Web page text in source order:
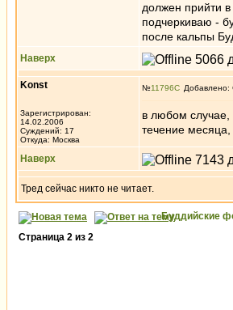
должен прийти в
подчеркиваю -
после кальпы
Наверх
Konst
Зарегистрирован:
14.02.2006
Суждений: 17
Откуда: Москва
№11796 Добавлено:
в любом случае,
течение
Наверх
Тред сейчас никто не читает.
Буддийские
Страница 2 из 2